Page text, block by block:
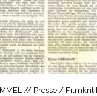
// Presse /